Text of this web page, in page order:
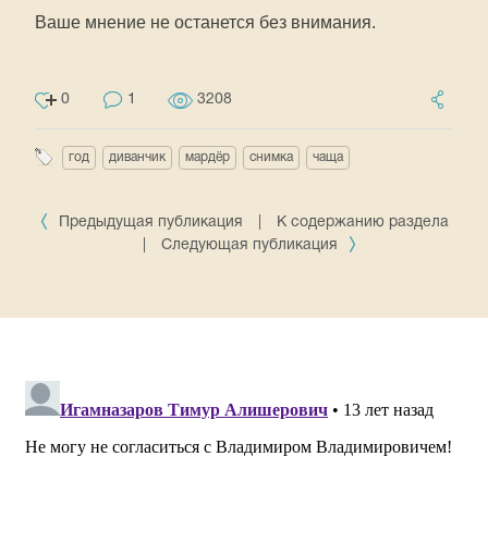
Ваше мнение не останется без внимания.
0 1 3208
год диванчик мардёр снимка чаща
Предыдущая публикация
К содержанию раздела
Следующая публикация